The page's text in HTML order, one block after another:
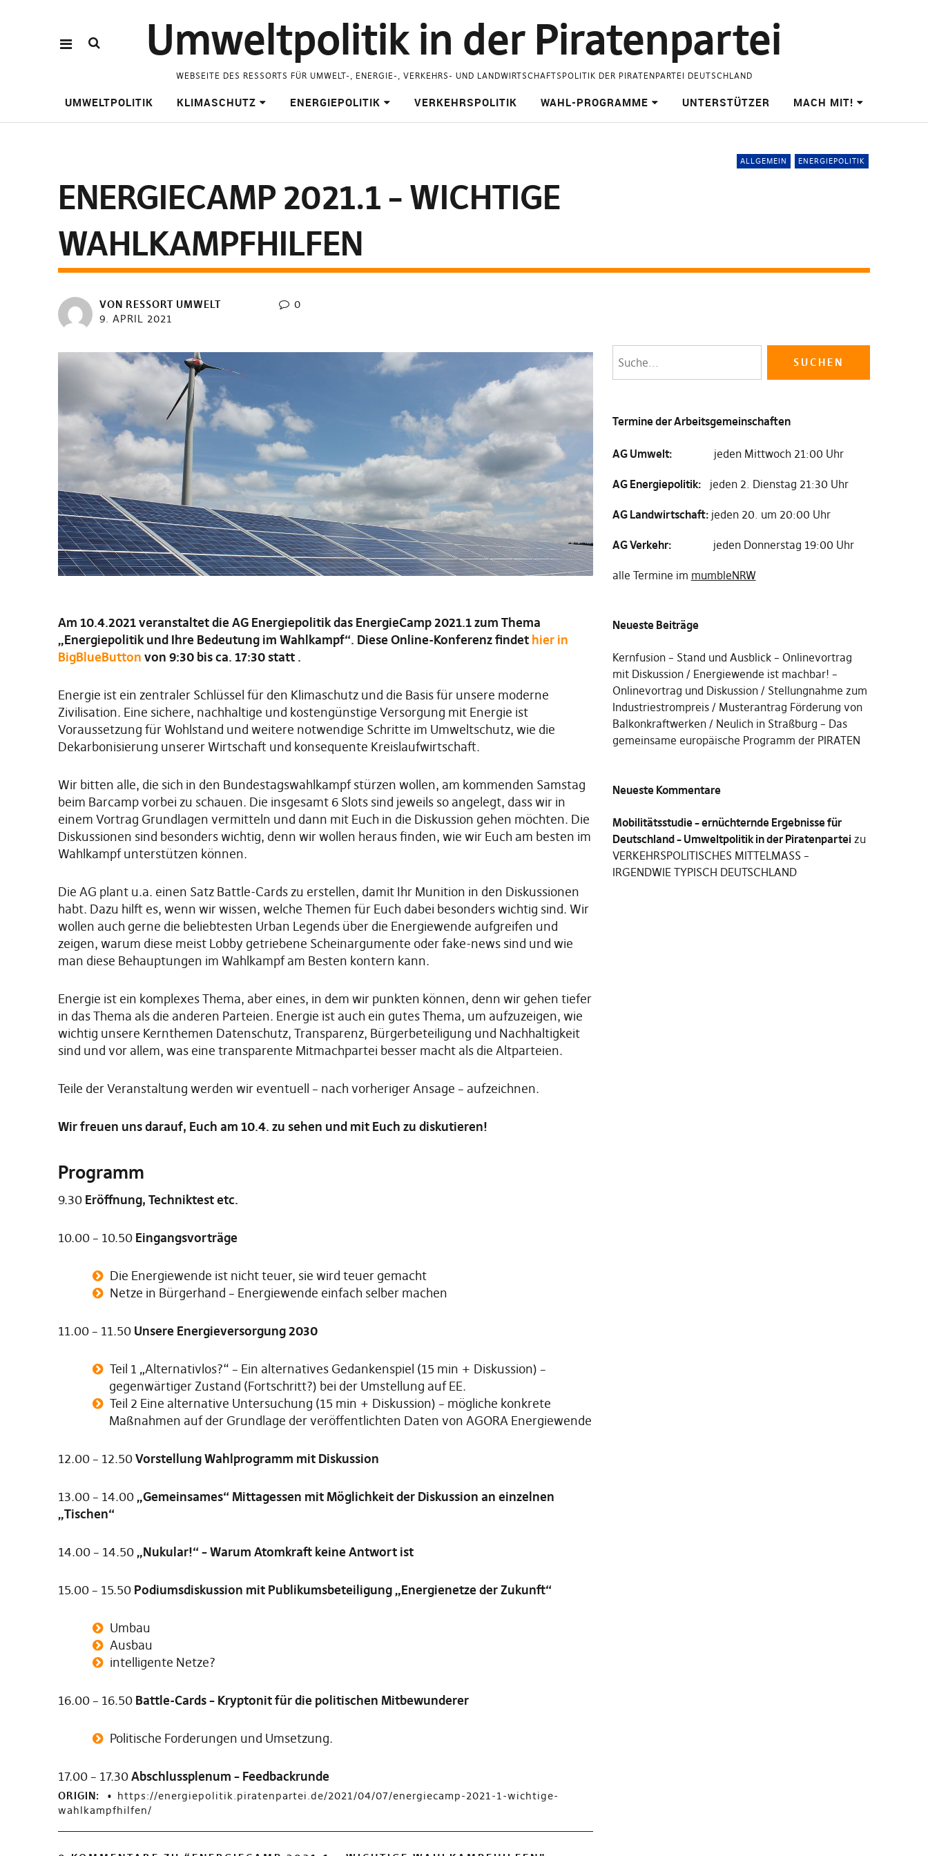
Umweltpolitik in der Piratenpartei
WEBSEITE DES RESSORTS FÜR UMWELT-, ENERGIE-, VERKEHRS- UND LANDWIRTSCHAFTSPOLITIK DER PIRATENPARTEI DEUTSCHLAND
UMWELTPOLITIK KLIMASCHUTZ ENERGIEPOLITIK VERKEHRSPOLITIK WAHL-PROGRAMME UNTERSTÜTZER MACH MIT!
ALLGEMEIN ENERGIEPOLITIK
ENERGIECAMP 2021.1 – WICHTIGE
WAHLKAMPFHILFEN
VON RESSORT UMWELT
9. APRIL 2021
0
Am 10.4.2021 veranstaltet die AG Energiepolitik das EnergieCamp 2021.1 zum Thema
„Energiepolitik und Ihre Bedeutung im Wahlkampf“. Diese Online-Konferenz findet hier in
BigBlueButton von 9:30 bis ca. 17:30 statt .
Energie ist ein zentraler Schlüssel für den Klimaschutz und die Basis für unsere moderne
Zivilisation. Eine sichere, nachhaltige und kostengünstige Versorgung mit Energie ist
Voraussetzung für Wohlstand und weitere notwendige Schritte im Umweltschutz, wie die
Dekarbonisierung unserer Wirtschaft und konsequente Kreislaufwirtschaft.
Wir bitten alle, die sich in den Bundestagswahlkampf stürzen wollen, am kommenden Samstag
beim Barcamp vorbei zu schauen. Die insgesamt 6 Slots sind jeweils so angelegt, dass wir in
einem Vortrag Grundlagen vermitteln und dann mit Euch in die Diskussion gehen möchten. Die
Diskussionen sind besonders wichtig, denn wir wollen heraus finden, wie wir Euch am besten im
Wahlkampf unterstützen können.
Die AG plant u.a. einen Satz Battle-Cards zu erstellen, damit Ihr Munition in den Diskussionen
habt. Dazu hilft es, wenn wir wissen, welche Themen für Euch dabei besonders wichtig sind. Wir
wollen auch gerne die beliebtesten Urban Legends über die Energiewende aufgreifen und
zeigen, warum diese meist Lobby getriebene Scheinargumente oder fake-news sind und wie
man diese Behauptungen im Wahlkampf am Besten kontern kann.
Energie ist ein komplexes Thema, aber eines, in dem wir punkten können, denn wir gehen tiefer
in das Thema als die anderen Parteien. Energie ist auch ein gutes Thema, um aufzuzeigen, wie
wichtig unsere Kernthemen Datenschutz, Transparenz, Bürgerbeteiligung und Nachhaltigkeit
sind und vor allem, was eine transparente Mitmachpartei besser macht als die Altparteien.
Teile der Veranstaltung werden wir eventuell – nach vorheriger Ansage – aufzeichnen.
Wir freuen uns darauf, Euch am 10.4. zu sehen und mit Euch zu diskutieren!
Programm
9.30 Eröffnung, Techniktest etc.
10.00 – 10.50 Eingangsvorträge
Die Energiewende ist nicht teuer, sie wird teuer gemacht
Netze in Bürgerhand – Energiewende einfach selber machen
11.00 – 11.50 Unsere Energieversorgung 2030
Teil 1 „Alternativlos?“ – Ein alternatives Gedankenspiel (15 min + Diskussion) –
gegenwärtiger Zustand (Fortschritt?) bei der Umstellung auf EE.
Teil 2 Eine alternative Untersuchung (15 min + Diskussion) – mögliche konkrete
Maßnahmen auf der Grundlage der veröffentlichten Daten von AGORA Energiewende
12.00 – 12.50Vorstellung Wahlprogramm mit Diskussion
13.00 – 14.00„Gemeinsames“ Mittagessen mit Möglichkeit der Diskussion an einzelnen
„Tischen“
14.00 – 14.50„Nukular!“ – Warum Atomkraft keine Antwort ist
15.00 – 15.50 Podiumsdiskussion mit Publikumsbeteiligung „Energienetze der Zukunft“
Umbau
Ausbau
intelligente Netze?
16.00 – 16.50 Battle-Cards – Kryptonit für die politischen Mitbewunderer
Politische Forderungen und Umsetzung.
17.00 – 17.30Abschlussplenum – Feedbackrunde
ORIGIN:
https://energiepolitik.piratenpartei.de/2021/04/07/energiecamp-2021-1-wichtige-
wahlkampfhilfen/
Termine der Arbeitsgemeinschaften
AG Umwelt: jeden Mittwoch 21:00 Uhr
AG Energiepolitik: jeden 2. Dienstag 21:30 Uhr
AG Landwirtschaft: jeden 20. um 20:00 Uhr
AG Verkehr: jeden Donnerstag 19:00 Uhr
alle Termine im mumbleNRW
Neueste Beiträge
Kernfusion – Stand und Ausblick – Onlinevortrag
mit Diskussion
Energiewende ist machbar! –
Onlinevortrag und Diskussion
Stellungnahme zum
Industriestrompreis
Musterantrag Förderung von
Balkonkraftwerken
Neulich in Straßburg – Das
gemeinsame europäische Programm der PIRATEN
Neueste Kommentare
Mobilitätsstudie – ernüchternde Ergebnisse für
Deutschland – Umweltpolitik in der Piratenpartei zu
VERKEHRSPOLITISCHES MITTELMASS –
IRGENDWIE TYPISCH DEUTSCHLAND